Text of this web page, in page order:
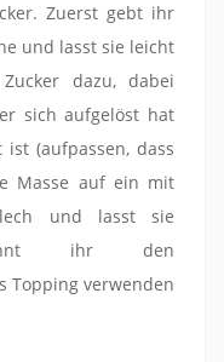
Zuerst gebt ihr
und lasst sie leicht
dazu, dabei
sich aufgelöst hat
(aufpassen, dass
Masse auf ein mit
und lasst sie
ihr den
Topping verwenden